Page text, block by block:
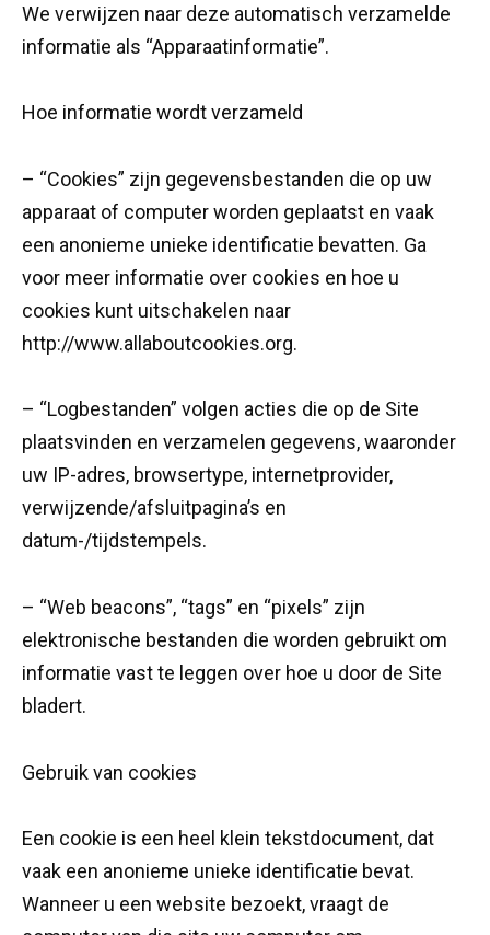
We verwijzen naar deze automatisch verzamelde
informatie als “Apparaatinformatie”.
Hoe informatie wordt verzameld
– “Cookies” zijn gegevensbestanden die op uw
apparaat of computer worden geplaatst en vaak
een anonieme unieke identificatie bevatten. Ga
voor meer informatie over cookies en hoe u
cookies kunt uitschakelen naar
http://www.allaboutcookies.org.
– “Logbestanden” volgen acties die op de Site
plaatsvinden en verzamelen gegevens, waaronder
uw IP-adres, browsertype, internetprovider,
verwijzende/afsluitpagina’s en
datum-/tijdstempels.
– “Web beacons”, “tags” en “pixels” zijn
elektronische bestanden die worden gebruikt om
informatie vast te leggen over hoe u door de Site
bladert.
Gebruik van cookies
Een cookie is een heel klein tekstdocument, dat
vaak een anonieme unieke identificatie bevat.
Wanneer u een website bezoekt, vraagt ​​de